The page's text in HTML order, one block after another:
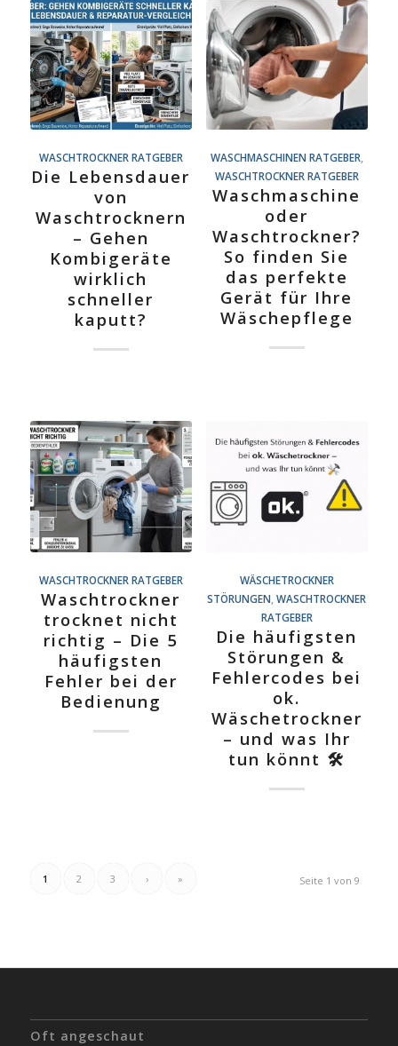
WASCHTROCKNER RATGEBER
Die Lebensdauer
von
Waschtrocknern
– Gehen
Kombigeräte
wirklich
schneller
kaputt?
WASCHMASCHINEN RATGEBER,
WASCHTROCKNER RATGEBER
Waschmaschine
oder
Waschtrockner?
So finden Sie
das perfekte
Gerät für Ihre
Wäschepflege
WASCHTROCKNER RATGEBER
Waschtrockner
trocknet nicht
richtig – Die 5
häufigsten
Fehler bei der
Bedienung
WÄSCHETROCKNER
STÖRUNGEN ,WASCHTROCKNER
RATGEBER
Die häufigsten
Störungen &
Fehlercodes bei
ok.
Wäschetrockner
– und was Ihr
tun könnt 🛠️
Seite 1 von 9
1 2 3 › »
Oft angeschaut